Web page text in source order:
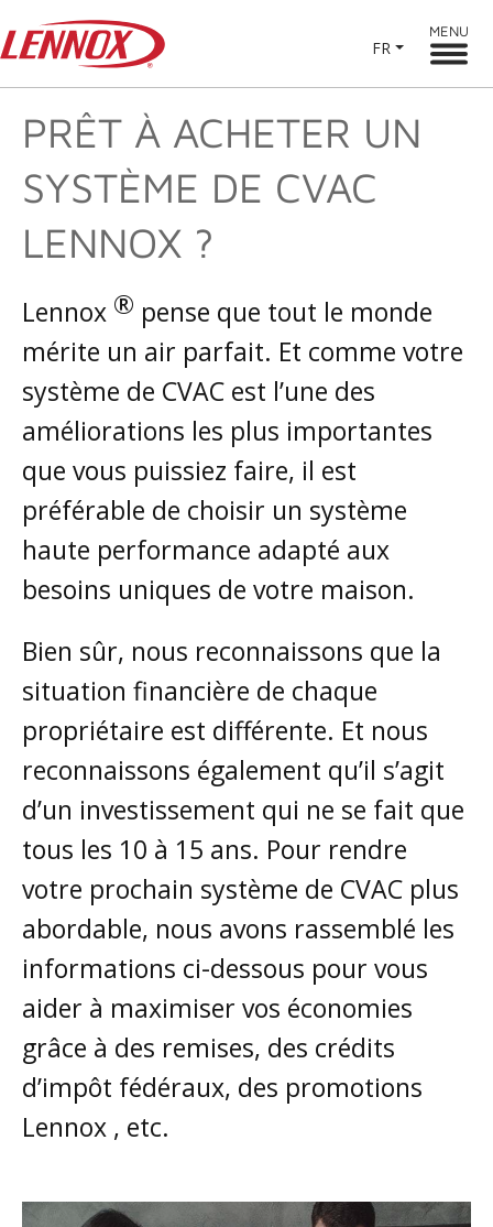
FR
MENU
PRÊT À ACHETER UN
SYSTÈME DE CVAC
LENNOX ?
Lennox ® pense que tout le monde
mérite un air parfait. Et comme votre
système de CVAC est l’une des
améliorations les plus importantes
que vous puissiez faire, il est
préférable de choisir un système
haute performance adapté aux
besoins uniques de votre maison.
Bien sûr, nous reconnaissons que la
situation financière de chaque
propriétaire est différente. Et nous
reconnaissons également qu’il s’agit
d’un investissement qui ne se fait que
tous les 10 à 15 ans. Pour rendre
votre prochain système de CVAC plus
abordable, nous avons rassemblé les
informations ci-dessous pour vous
aider à maximiser vos économies
grâce à des remises, des crédits
d’impôt fédéraux, des promotions
Lennox , etc.